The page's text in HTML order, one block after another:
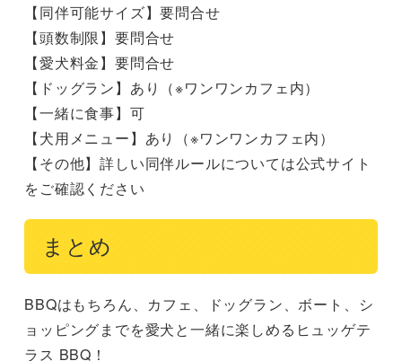
【同伴可能サイズ】要問合せ
【頭数制限】要問合せ
【愛犬料金】要問合せ
【ドッグラン】あり（※ワンワンカフェ内）
【一緒に食事】可
【犬用メニュー】あり（※ワンワンカフェ内）
【その他】詳しい同伴ルールについては公式サイト
をご確認ください
まとめ
BBQはもちろん、カフェ、ドッグラン、ボート、シ
ョッピングまでを愛犬と一緒に楽しめるヒュッゲテ
ラス BBQ！